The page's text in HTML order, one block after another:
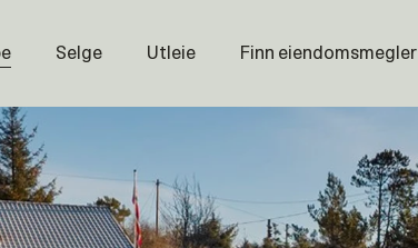
Selge Utleie Finn eiendomsmegler